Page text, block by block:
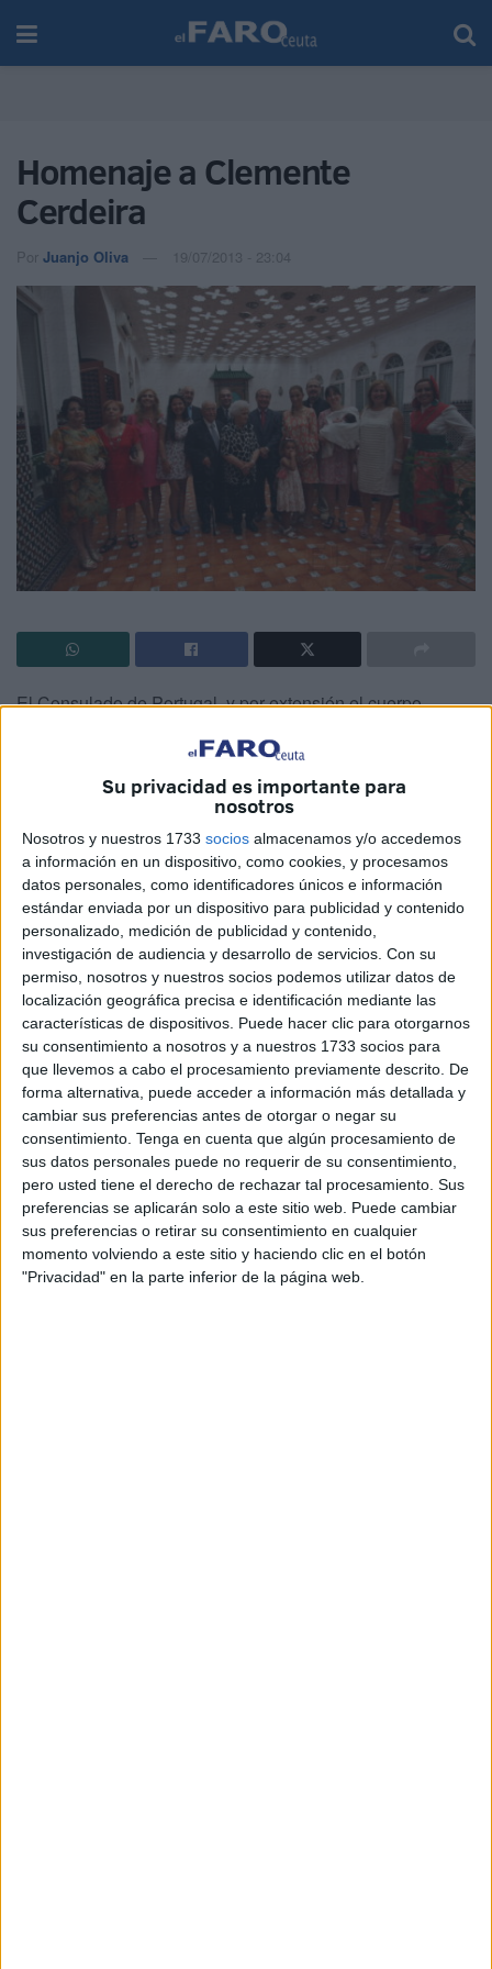
Su privacidad es importante para
nosotros
Nosotros y nuestros 1733 socios almacenamos y/o accedemos
a información en un dispositivo, como cookies, y procesamos
datos personales, como identificadores únicos e información
estándar enviada por un dispositivo para publicidad y contenido
personalizado, medición de publicidad y contenido,
investigación de audiencia y desarrollo de servicios. Con su
permiso, nosotros y nuestros socios podemos utilizar datos de
localización geográfica precisa e identificación mediante las
características de dispositivos. Puede hacer clic para otorgarnos
su consentimiento a nosotros y a nuestros 1733 socios para
que llevemos a cabo el procesamiento previamente descrito. De
forma alternativa, puede acceder a información más detallada y
cambiar sus preferencias antes de otorgar o negar su
consentimiento. Tenga en cuenta que algún procesamiento de
sus datos personales puede no requerir de su consentimiento,
pero usted tiene el derecho de rechazar tal procesamiento. Sus
preferencias se aplicarán solo a este sitio web. Puede cambiar
sus preferencias o retirar su consentimiento en cualquier
momento volviendo a este sitio y haciendo clic en el botón
"Privacidad" en la parte inferior de la página web.
Homenaje a Clemente
Cerdeira
Por Juanjo Oliva 19/07/2013 - 23:04
El Consulado de Portugal, y por extensión el cuerpo
trayectoria como canciller decano del Consulado de Italia.
El Consulado de Portugal, y por extensión el cuerpo
diplomático de la ciudad autónoma, rindió ayer un
homenaje a Clemente Cerdeira García de la Torre,
canciller decano del Consulado de Italia, por sus más de
60 años al frente de esta representación. El acto tuvo lugar
a mediodía en los salones del Casino Militar.
José Francisco Ríos, cónsul de Portugal y anfitrión en este
reconocimiento a toda una trayectoria, recibió a Cerdeira y
a los invitados en las dependencias señoriales. El
diplomático agradeció este acto y
Al acto asistió Manuel Jiménez, cónsul de Países Bajos;
Mª del Carmen Monterero, su esposa; Clemente Cerdeira,
su hijo; e Izaskun Bernal, su nieta, entre otros miembros de
la familia Cerdeira.
“Hoy es un día especial porque concedemos al canciller
decano este distintivo porque se lo merece, por su
experiencia, profesionalidad e ilusión que pone en las
cuestiones que trata”, explicó Ríos desde el estrado en